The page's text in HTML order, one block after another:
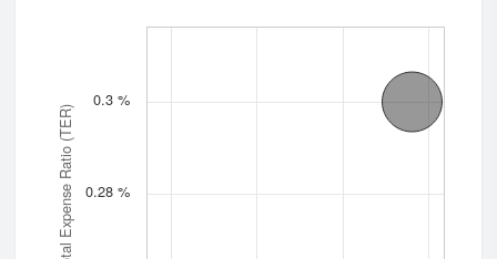
Total Expense Ratio (TER) 0.28 %
0.3 %